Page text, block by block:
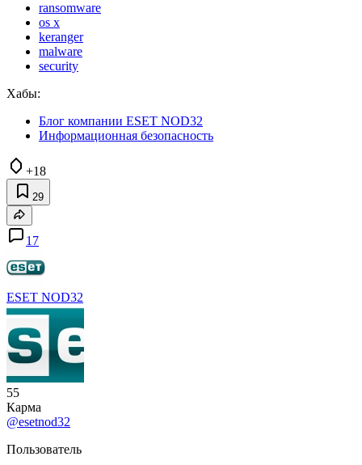
ransomware
os x
keranger
malware
security
Хабы:
Блог компании ESET NOD32
Информационная безопасность
+18
29
17
ESET NOD32
55
Карма
@esetnod32
Пользователь